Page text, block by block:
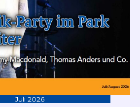
Juli 2026